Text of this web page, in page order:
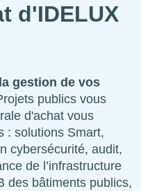
d'IDELUX
gestion de vos
publics vous
d'achat vous
: solutions Smart,
cybersécurité, audit,
de l’infrastructure
des bâtiments publics,